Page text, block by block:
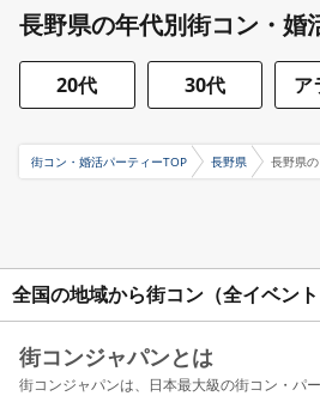
長野県の年代別街コン・婚
20代 30代 ア
街コン・婚活パーティーTOP 長野県 長野県
全国の地域から街コン（全イベン
街コンジャパンとは
街コンジャパンは、日本最大級の街コン・パ